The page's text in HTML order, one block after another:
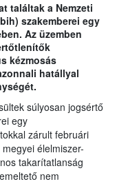
találtak a Nemzeti
szakemberei egy
Az üzemben
kézmosás
hatállyal
súlyosan jogsértő
egy
zárult februári
élelmiszer-
takarítatlanság
nem